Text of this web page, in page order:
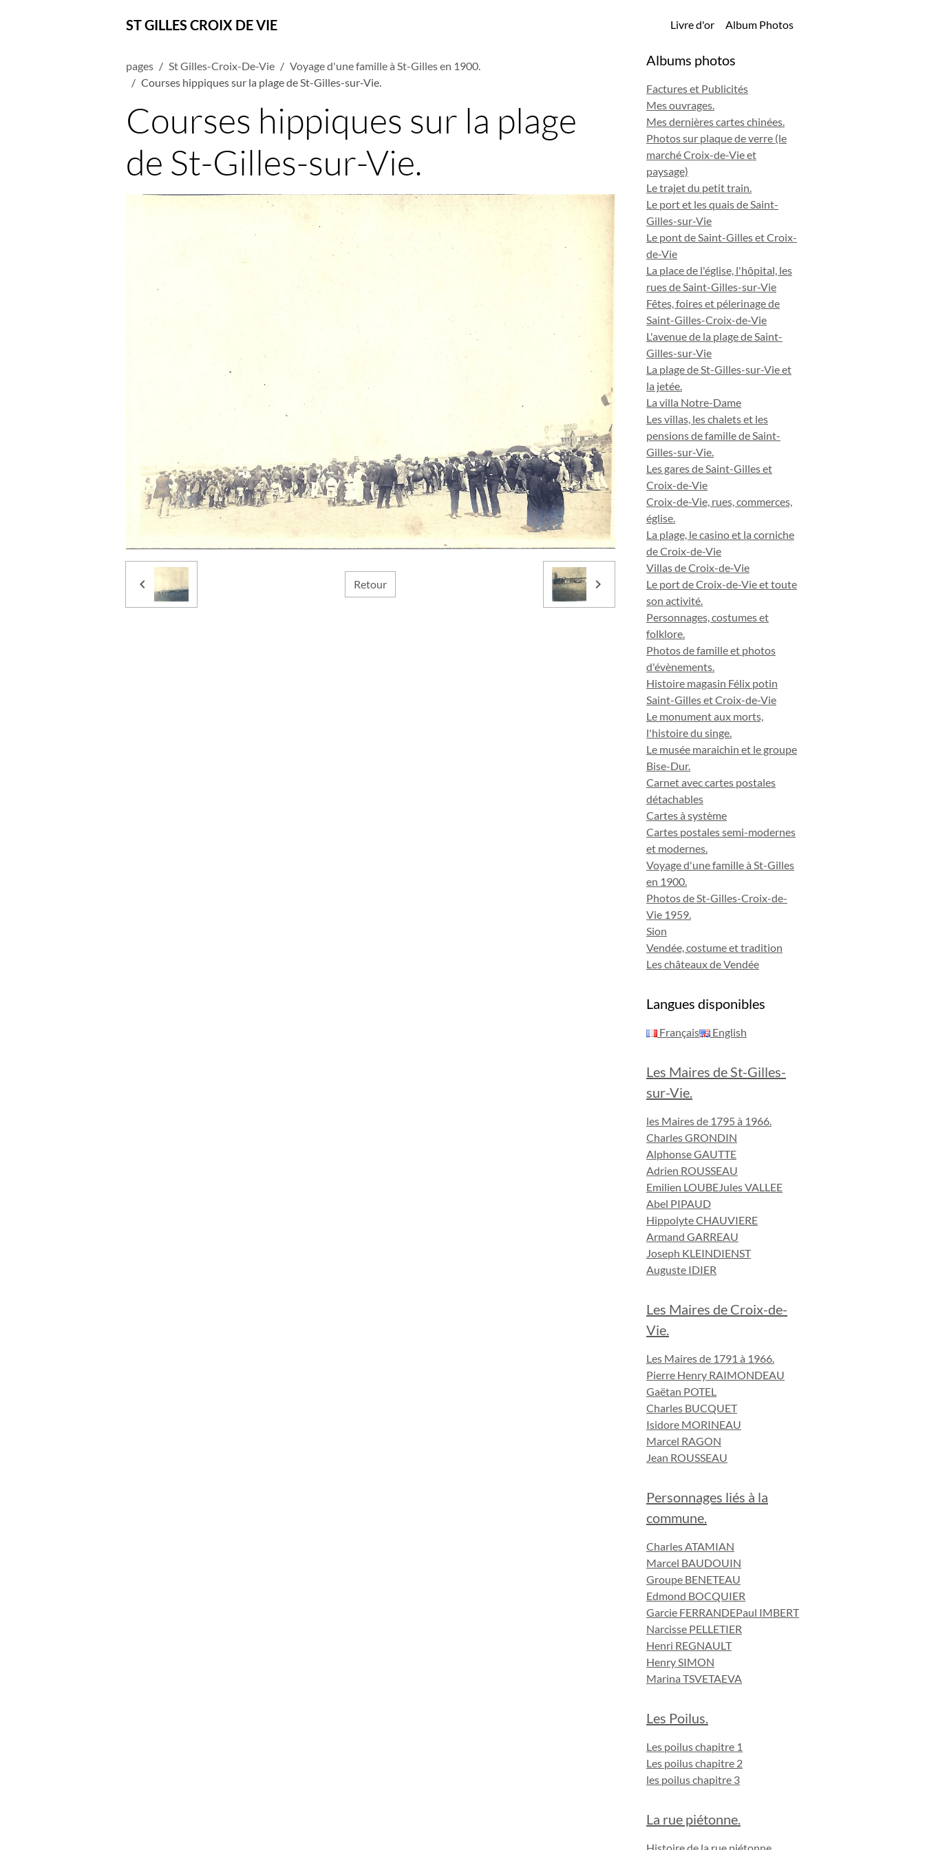
ST GILLES CROIX DE VIE Livre d'or Album Photos
pages St Gilles-Croix-De-Vie
Voyage d'une famille à St-Gilles en 1900.
Courses hippiques sur la plage de St-Gilles-sur-Vie.
Courses hippiques sur la plage
de St-Gilles-sur-Vie.
Retour
Albums photos
Factures et Publicités
Mes ouvrages.
Mes dernières cartes chinées.
Photos sur plaque de verre (le
marché Croix-de-Vie et
paysage)
Le trajet du petit train.
Le port et les quais de Saint-
Gilles-sur-Vie
Le pont de Saint-Gilles et Croix-
de-Vie
La place de l'église, l'hôpital, les
rues de Saint-Gilles-sur-Vie
Fêtes, foires et pélerinage de
Saint-Gilles-Croix-de-Vie
L'avenue de la plage de Saint-
Gilles-sur-Vie
La plage de St-Gilles-sur-Vie et
la jetée.
La villa Notre-Dame
Les villas, les chalets et les
pensions de famille de Saint-
Gilles-sur-Vie.
Les gares de Saint-Gilles et
Croix-de-Vie
Croix-de-Vie, rues, commerces,
église.
La plage, le casino et la corniche
de Croix-de-Vie
Villas de Croix-de-Vie
Le port de Croix-de-Vie et toute
son activité.
Personnages, costumes et
folklore.
Photos de famille et photos
d'évènements.
Histoire magasin Félix potin
Saint-Gilles et Croix-de-Vie
Le monument aux morts,
l'histoire du singe.
Le musée maraichin et le groupe
Bise-Dur.
Carnet avec cartes postales
détachables
Cartes à système
Cartes postales semi-modernes
et modernes.
Voyage d'une famille à St-Gilles
en 1900.
Photos de St-Gilles-Croix-de-
Vie 1959.
Sion
Vendée, costume et tradition
Les châteaux de Vendée
Langues disponibles
Français English
Les Maires de St-Gilles-
sur-Vie.
les Maires de 1795 à 1966.
Charles GRONDIN
Alphonse GAUTTE
Adrien ROUSSEAU
Emilien LOUBEJules VALLEE
Abel PIPAUD
Hippolyte CHAUVIERE
Armand GARREAU
Joseph KLEINDIENST
Auguste IDIER
Les Maires de Croix-de-
Vie.
Les Maires de 1791 à 1966.
Pierre Henry RAIMONDEAU
Gaëtan POTEL
Charles BUCQUET
Isidore MORINEAU
Marcel RAGON
Jean ROUSSEAU
Personnages liés à la
commune.
Charles ATAMIAN
Marcel BAUDOUIN
Groupe BENETEAU
Edmond BOCQUIER
Garcie FERRANDEPaul IMBERT
Narcisse PELLETIER
Henri REGNAULT
Henry SIMON
Marina TSVETAEVA
Les Poilus.
Les poilus chapitre 1
Les poilus chapitre 2
les poilus chapitre 3
La rue piétonne.